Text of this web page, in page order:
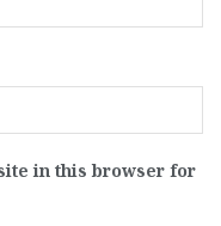
in this browser for